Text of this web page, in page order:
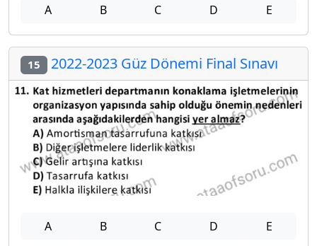
A B C D E
15 2022-2023 Güz Dönemi Final Sınavı
A B C D E